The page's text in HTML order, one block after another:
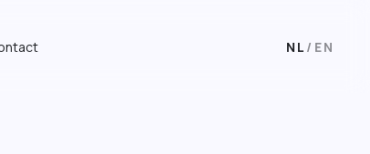
NL / EN